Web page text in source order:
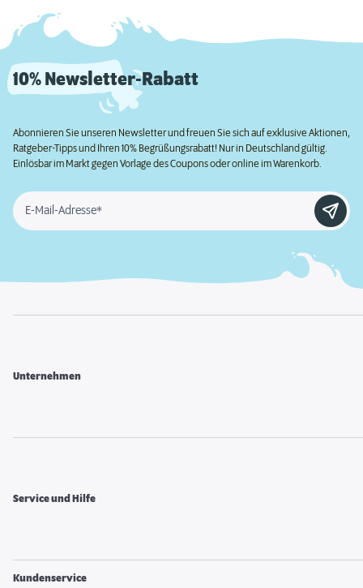
10% Newsletter-Rabatt
Abonnieren Sie unseren Newsletter und freuen Sie sich auf exklusive Aktionen,
Ratgeber-Tipps und Ihren 10% Begrüßungsrabatt! Nur in Deutschland gültig.
Einlösbar im Markt gegen Vorlage des Coupons oder online im Warenkorb.
E-Mail-Adresse*
Unternehmen
Service und Hilfe
Kundenservice